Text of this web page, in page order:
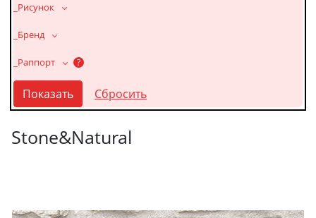
_Рисунок
_Бренд
_Раппорт ?
Stone&Natural